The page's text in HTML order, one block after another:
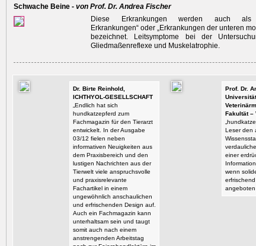
Schwache Beine - von Prof. Dr. Andrea Fischer
Diese Erkrankungen werden auch als
Erkrankungen“ oder „Erkrankungen der unteren
bezeichnet. Leitsymptome bei der
Gliedmaßenreflexe und Muskelatrophie.
Dr. Birte Reinhold,
ICHTHYOL-GESELLSCHAFT
„Endlich hat sich
hundkatzepferd zum
Fachmagazin für den Tierarzt
entwickelt. In der Ausgabe
03/12 fielen neben
informativen Neuigkeiten aus
dem Praxisbereich und den
lustigen Nachrichten aus der
Tierwelt viele anspruchsvolle
und praxisrelevante
Fachartikel in einem
ungewöhnlich anschaulichen
und erfrischenden Design auf.
Auch ein Fachmagazin kann
unterhaltsam sein und taugt
somit auch nach einem
anstrengenden Arbeitstag
Prof. Dr.
Fakultät –
Leser den
einer
wenn
angeboten